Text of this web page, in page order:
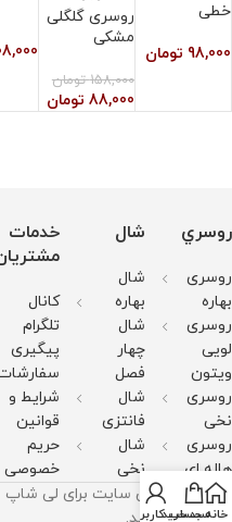
خطی
98,000 تومان
روسری گلگلی
مشکی
158,000 تومان
88,000 تومان
روسري
روسری
بهاره
روسری
لویی
ویتون
روسری
نخی
روسری
هاله ای
شال
شال
بهاره
شال
چهار
فصل
شال
فانتزی
شال
نخی
خدمات
کانال
تلگرام
پیگیری
شرایط و
قوانین
حریم
خصوصی
کليه حقوق اين سايت برای لی شاپ
خانهسبد خرید
حساب کاربری من